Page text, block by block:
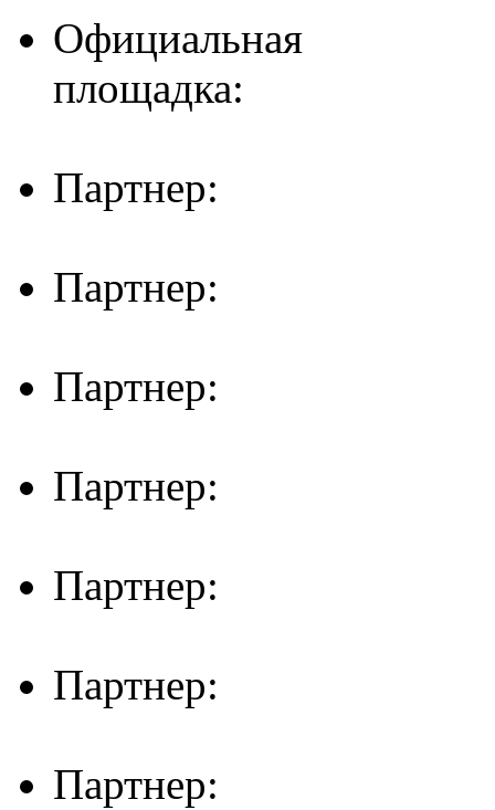
Официальная
площадка:
Партнер:
Партнер:
Партнер:
Партнер:
Партнер:
Партнер:
Партнер: